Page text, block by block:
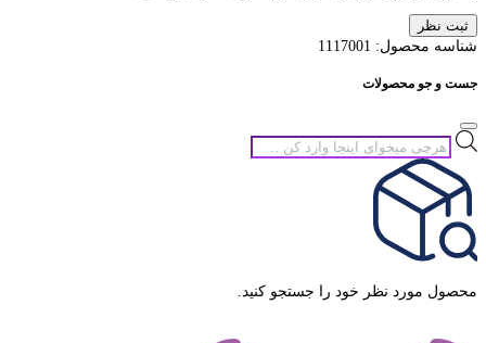
ثبت نظر
شناسه محصول: 1117001
جست و جو محصولات
جستجوی
محصولات
محصول مورد نظر خود را جستجو کنید.